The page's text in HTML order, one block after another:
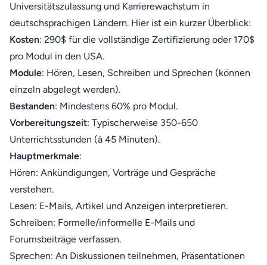
Universitätszulassung und Karrierewachstum in
deutschsprachigen Ländern. Hier ist ein kurzer Überblick:
Kosten: 290$ für die vollständige Zertifizierung oder 170$
pro Modul in den USA.
Module: Hören, Lesen, Schreiben und Sprechen (können
einzeln abgelegt werden).
Bestanden: Mindestens 60% pro Modul.
Vorbereitungszeit: Typischerweise 350-650
Unterrichtsstunden (à 45 Minuten).
Hauptmerkmale:
Hören: Ankündigungen, Vorträge und Gespräche
verstehen.
Lesen: E-Mails, Artikel und Anzeigen interpretieren.
Schreiben: Formelle/informelle E-Mails und
Forumsbeiträge verfassen.
Sprechen: An Diskussionen teilnehmen, Präsentationen